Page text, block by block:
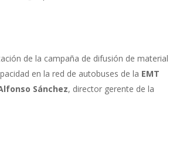
de la campaña de difusión de material
en la red de autobuses de la EMT
Sánchez, director gerente de la